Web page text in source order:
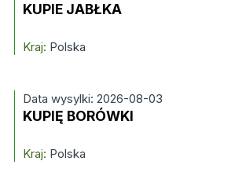
KUPIE JABŁKA
Kraj: Polska
Data wysylki: 2026-08-03
KUPIĘ BORÓWKI
Kraj: Polska